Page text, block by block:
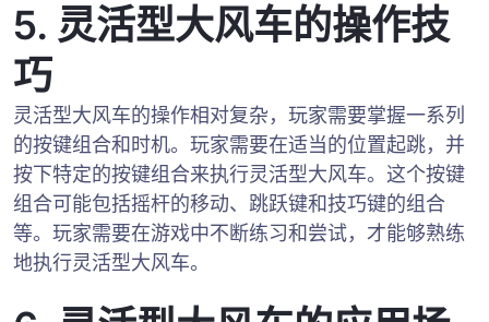
5. 灵活型大风车的操作技
巧
灵活型大风车的操作相对复杂，玩家需要掌握一系列
的按键组合和时机。玩家需要在适当的位置起跳，并
按下特定的按键组合来执行灵活型大风车。这个按键
组合可能包括摇杆的移动、跳跃键和技巧键的组合
等。玩家需要在游戏中不断练习和尝试，才能够熟练
地执行灵活型大风车。